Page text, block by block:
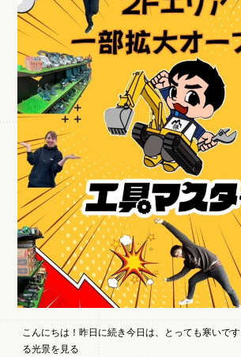
こんにちは！昨日に続き今日は、とっても寒いで
る光景を見る